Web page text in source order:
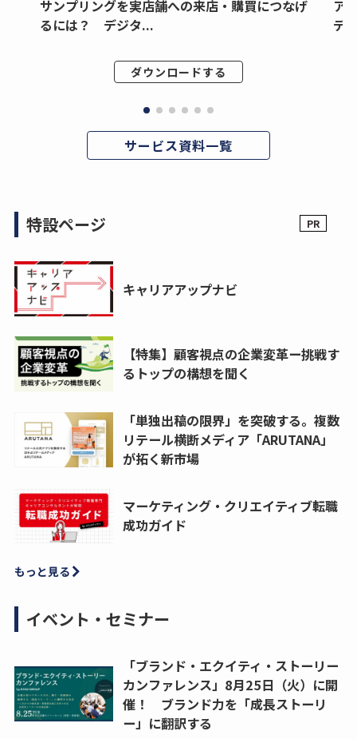
サンプリングを実店舗への来店・購買につなげ
るには？ デジタ...
ダウンロードする
ア
デ
サービス資料一覧
特設ページ
キャリアアップナビ
【特集】顧客視点の企業変革ー挑戦す
るトップの構想を聞く
「単独出稿の限界」を突破する。複数
リテール横断メディア「ARUTANA」
が拓く新市場
マーケティング・クリエイティブ転職
成功ガイド
もっと見る
イベント・セミナー
「ブランド・エクイティ・ストーリー
カンファレンス」8月25日（火）に開
催！ ブランド力を「成長ストーリ
ー」に翻訳する